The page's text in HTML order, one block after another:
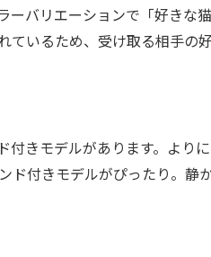
ーバリエーションで「好きな
ているため、受け取る相手の
きモデルがあります。より
ド付きモデルがぴったり。静